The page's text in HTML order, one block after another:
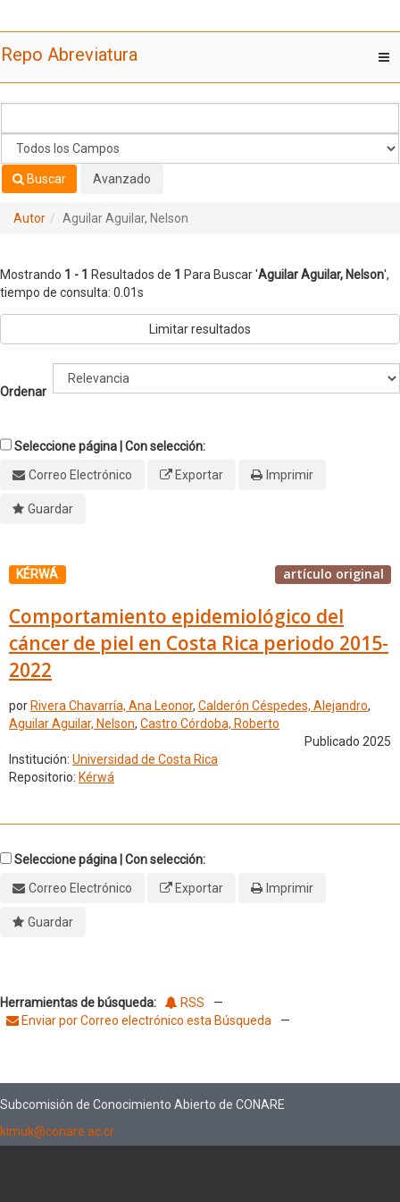
Repo Abreviatura
Buscar Avanzado
Autor Aguilar Aguilar, Nelson
Mostrando 1 - 1 Resultados de 1 Para Buscar 'Aguilar Aguilar, Nelson',
tiempo de consulta: 0.01s
Limitar resultados
Ordenar
Seleccione página | Con selección:
Correo Electrónico
Exportar Imprimir
Guardar
KÉRWÁ artículo original
Comportamiento epidemiológico del
cáncer de piel en Costa Rica periodo 2015-
2022
por Rivera Chavarría, Ana Leonor, Calderón Céspedes, Alejandro,
Aguilar Aguilar, Nelson, Castro Córdoba, Roberto
Publicado 2025
Institución: Universidad de Costa Rica
Repositorio: Kérwá
Seleccione página | Con selección:
Correo Electrónico
Exportar Imprimir
Guardar
Herramientas de búsqueda: RSS
—
Enviar por Correo electrónico esta Búsqueda
—
Subcomisión de Conocimiento Abierto de CONARE
kimuk@conare.ac.cr